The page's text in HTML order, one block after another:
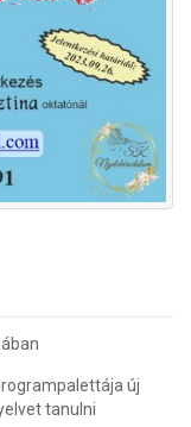
új
tanulni